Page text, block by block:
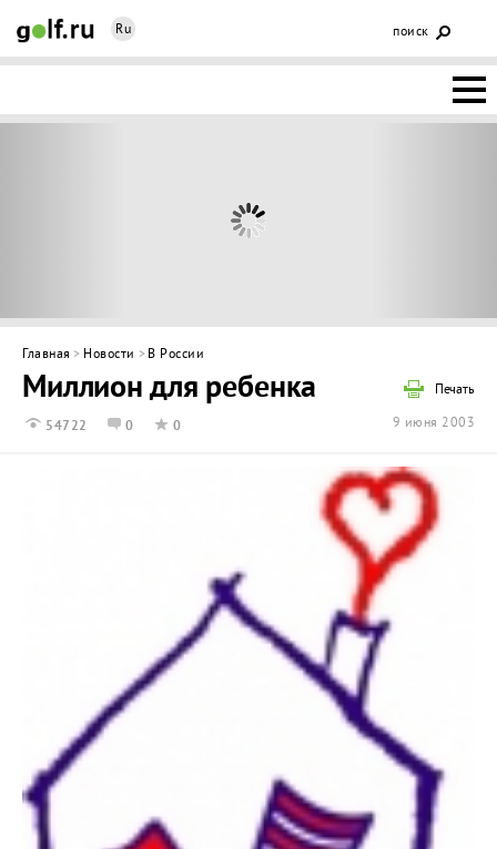
Ru поиск
ГОЛЬФ-
ИНТЕРАКТИВ
Главная > Новости > В России
Печать
Миллион для ребенка
54722 0 0 9 июня 2003